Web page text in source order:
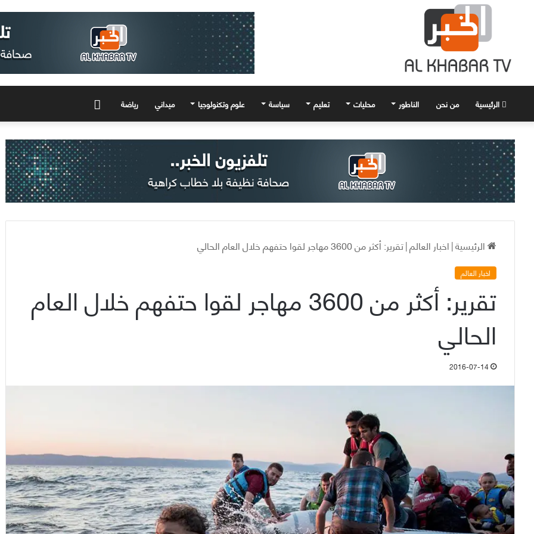
الرئيسية من نحن الناطور محليات تعليم سياسة علوم وتكنولوجيا ميداني رياضة
الرئيسية|اخبار العالم|تقرير: أكثر من 3600 مهاجر لقوا حتفهم خلال العام الحالي
اخبار العالم
تقرير: أكثر من 3600 مهاجر لقوا حتفهم خلال العام
الحالي
2016-07-14